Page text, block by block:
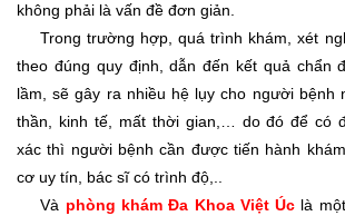
không phải là vấn đề đơn giản.
Trong trường hợp, quá trình khám, xét
theo đúng quy định, dẫn đến kết quả chẩn
lầm, sẽ gây ra nhiều hệ lụy cho người bệnh
thần, kinh tế, mất thời gian,… do đó để có
xác thì người bệnh cần được tiến hành
cơ uy tín, bác sĩ có trình độ,..
Và phòng khám Đa Khoa Việt Úc là